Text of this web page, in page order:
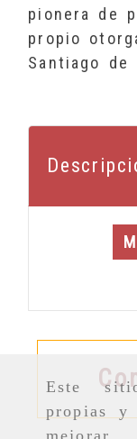
Este
propias y
pionera de
propio
Santiago de